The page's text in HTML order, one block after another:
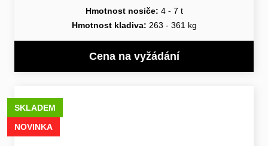
Hmotnost nosiče: 4 - 7 t
Hmotnost kladiva: 263 - 361 kg
Cena na vyžádání
SKLADEM
NOVINKA